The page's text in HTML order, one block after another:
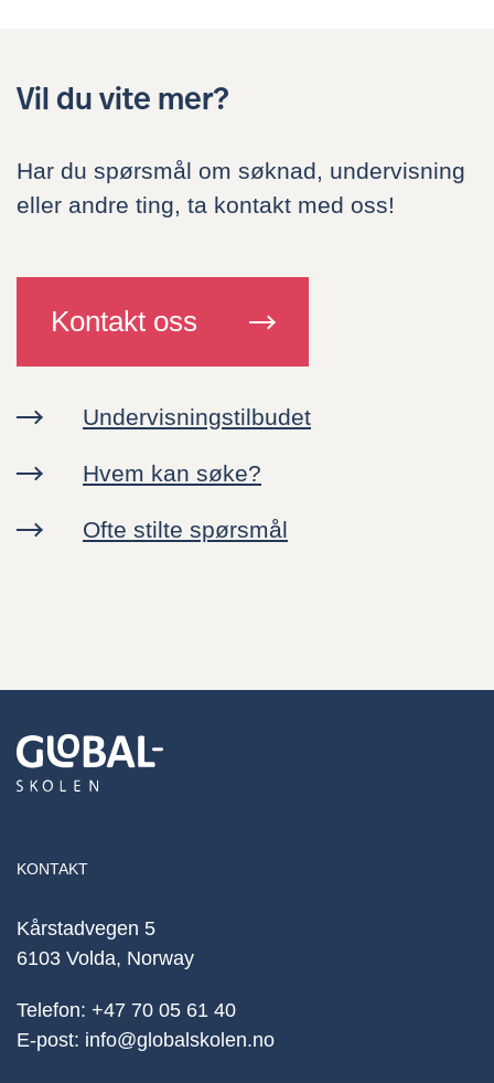
Kontakt oss
Canvas
Ansatte
Vil du vite mer?
Har du spørsmål om søknad, undervisning
eller andre ting, ta kontakt med oss!
Kontakt oss
Undervisningstilbudet
Hvem kan søke?
Ofte stilte spørsmål
KONTAKT
Kårstadvegen 5
6103 Volda, Norway
Telefon: +47 70 05 61 40
E-post: info@globalskolen.no